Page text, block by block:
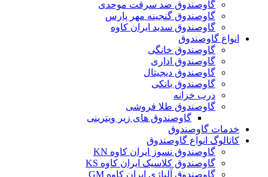
گاوصندوق ضد سرقت موحدی
گاوصندوق گنجینه مهر پارس
گاوصندوق سدید ایران کاوه
انواع گاوصندوق
گاوصندوق خانگی
گاوصندوق اداری
گاوصندوق دیجیتال
گاوصندوق بانکی
درب خزانه
گاوصندوق طلا فروشی
گاوصندوق های زیر ویترینی
خدمات گاوصندوق
کاتالوگ انواع گاوصندوق
گاوصندوق نسوز ایران کاوه KN
گاوصندوق کلاسیک ایران کاوه KS
گاوصندوق آلیاژِی ایران کاوه GM